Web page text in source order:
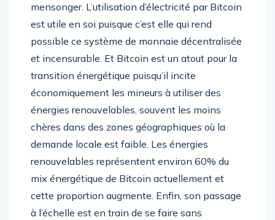
mensonger. L’utilisation d’électricité par Bitcoin
est utile en soi puisque c’est elle qui rend
possible ce système de monnaie décentralisée
et incensurable. Et Bitcoin est un atout pour la
transition énergétique puisqu’il incite
économiquement les mineurs à utiliser des
énergies renouvelables, souvent les moins
chères dans des zones géographiques où la
demande locale est faible. Les énergies
renouvelables représentent environ 60% du
mix énergétique de Bitcoin actuellement et
cette proportion augmente. Enfin, son passage
à l’échelle est en train de se faire sans